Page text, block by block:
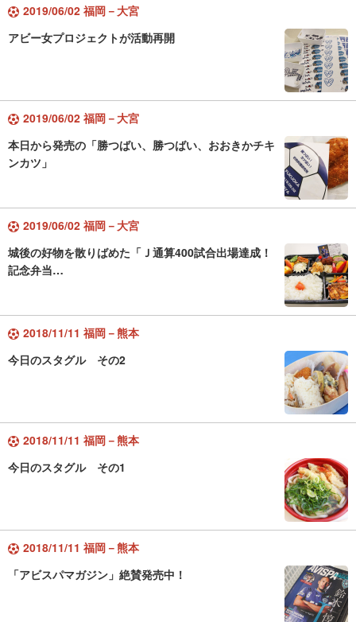
2019/06/02 福岡－大宮
アビー女プロジェクトが活動再開
2019/06/02 福岡－大宮
本日から発売の「勝つばい、勝つばい、おおきかチキ
ンカツ」
2019/06/02 福岡－大宮
城後の好物を散りばめた「Ｊ通算400試合出場達成！
記念弁当…
2018/11/11 福岡－熊本
今日のスタグル その2
2018/11/11 福岡－熊本
今日のスタグル その1
2018/11/11 福岡－熊本
「アビスパマガジン」絶賛発売中！